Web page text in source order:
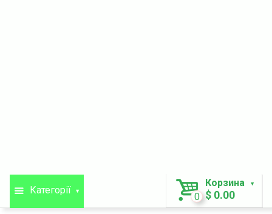
Категорії
Корзина
0 $ 0.00